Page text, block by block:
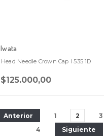
Iwata
Head Needle Crown Cap I 535 1D
$125.000,00
Anterior 1 2
3
4
Siguiente